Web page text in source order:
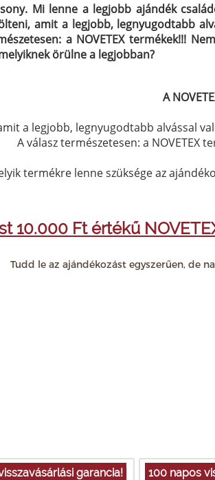
Mi lenne a legjobb ajándék
amit a legjobb, legnyugodtabb
a NOVETEX termékek!!!
örülne a legjobban?
A
a legjobb, legnyugodtabb alvással
A válasz természetesen: a NOVETEX
termékre lenne szüksége az
10.000 Ft értékű
Tudd le az ajándékozást egyszerűen, de
garancia! 100 napos